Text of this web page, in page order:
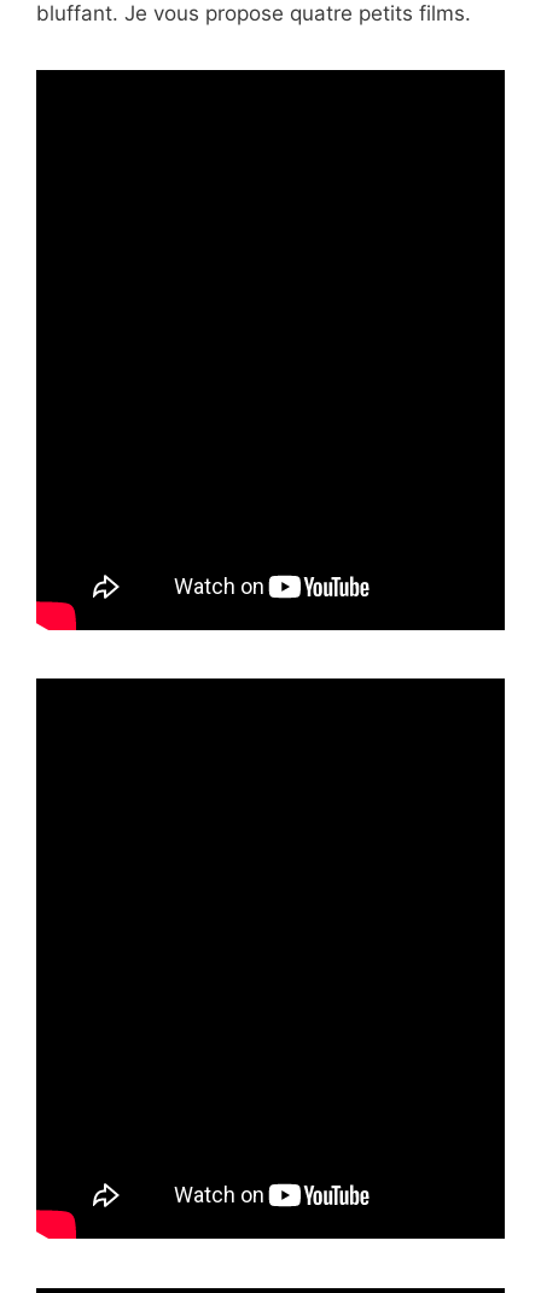
bluffant. Je vous propose quatre petits films.